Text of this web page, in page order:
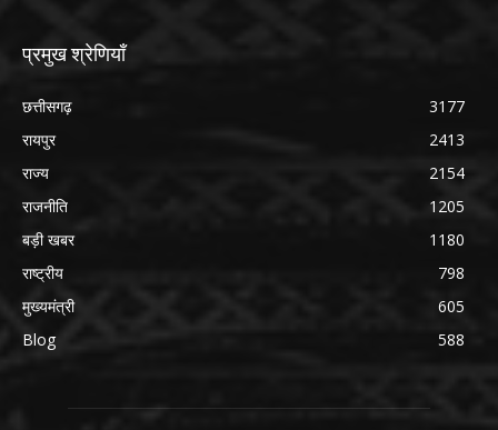
प्रमुख श्रेणियाँ
छत्तीसगढ़
3177
रायपुर
2413
राज्य
2154
राजनीति
1205
बड़ी खबर
1180
राष्ट्रीय
798
मुख्यमंत्री
605
Blog
588